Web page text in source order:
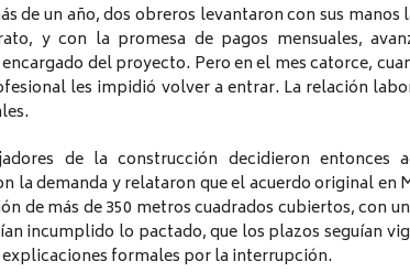
de un año, dos obreros levantaron con sus
y con la promesa de pagos mensuales,
del proyecto. Pero en el mes catorce,
les impidió volver a entrar. La relación
de la construcción decidieron entonces
la demanda y relataron que el acuerdo original
de más de 350 metros cuadrados cubiertos, con
incumplido lo pactado, que los plazos seguían
formales por la interrupción.